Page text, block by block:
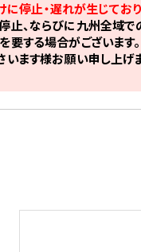
停止・遅れが生じており
、ならびに九州全域で
する場合がございます。
ます様お願い申し上げま